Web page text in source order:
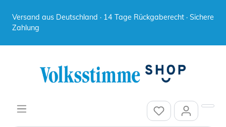
Versand aus Deutschland · 14 Tage Rückgaberecht · Sichere
Zahlung